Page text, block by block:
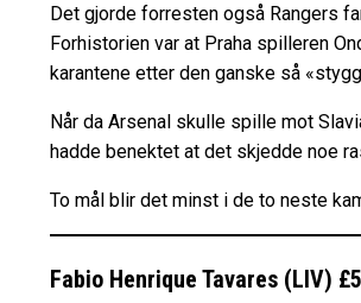
Det gjorde forresten også Rangers
Forhistorien var at Praha spilleren
karantene etter den ganske så
Når da Arsenal skulle spille mot
hadde benektet at det skjedde noe
To mål blir det minst i de to neste
Fabio Henrique Tavares (LIV)